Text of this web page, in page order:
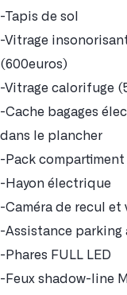
-Tapis de sol
-Vitrage
(600euros)
-Vitrage calorifuge
-Cache bagages
dans le plancher
-Pack compartiment
-Hayon électrique
-Caméra de recul et
-Assistance parking
-Phares FULL LED
-Feux shadow-line